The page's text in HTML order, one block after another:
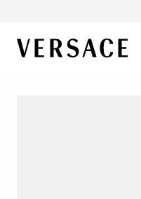
VERSACE | 主页